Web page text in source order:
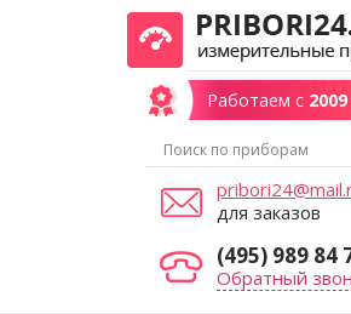
Работаем с 2009
для заказов
(495) 989 84
Обратный